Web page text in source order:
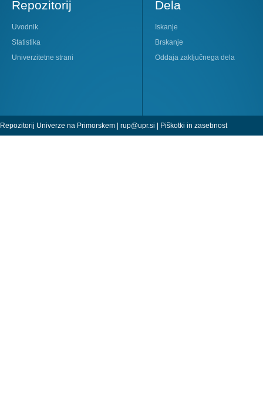
Repozitorij
Uvodnik
Statistika
Univerzitetne strani
Dela
Iskanje
Brskanje
Oddaja zaključnega dela
Repozitorij Univerze na Primorskem | rup@upr.si | Piškotki in zasebnost